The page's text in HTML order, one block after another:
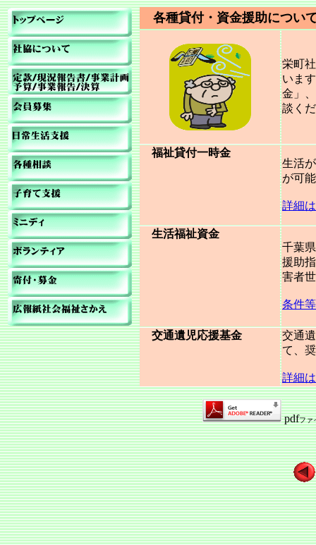
各種貸付・資金援助につい
栄町
いま
金」
談く
福祉貸付一時金
生活
が可
詳細
生活福祉資金
千葉
援助
害者
条件
交通遺児応援基金
交通
て、
詳細
pdfファ